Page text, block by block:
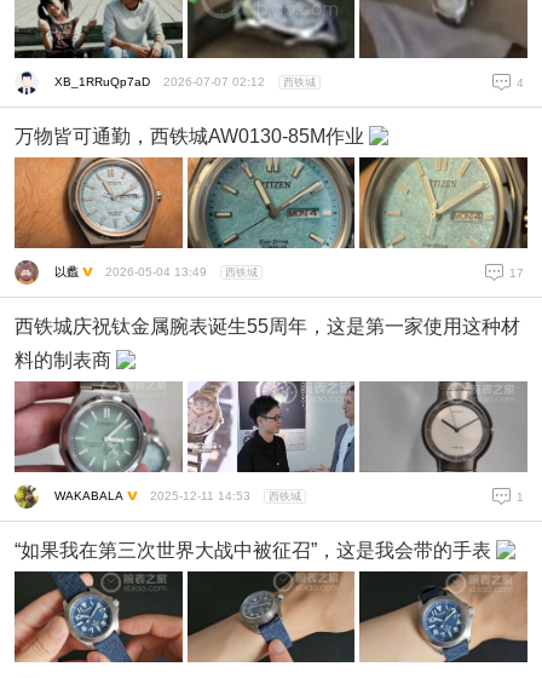
XB_1RRuQp7aD 2026-07-07 02:12 西铁城 4
万物皆可通勤，西铁城AW0130-85M作业
以蠡 2026-05-04 13:49 西铁城 17
西铁城庆祝钛金属腕表诞生55周年，这是第一家使用这种材
料的制表商
WAKABALA 2025-12-11 14:53 西铁城 1
“如果我在第三次世界大战中被征召”，这是我会带的手表